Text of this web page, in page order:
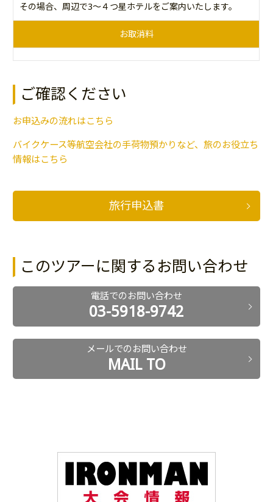
その場合、周辺で3～４つ星ホテルをご案内いたします。
お取消料
ご確認ください
お申込みの流れはこちら
バイクケース等航空会社の手荷物預かりなど、旅のお役立ち
情報はこちら
旅行申込書
このツアーに関するお問い合わせ
電話でのお問い合わせ
03-5918-9742
メールでのお問い合わせ
MAIL TO